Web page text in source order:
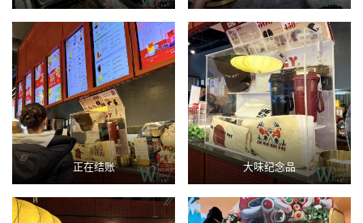
正在结账 大味纪念品